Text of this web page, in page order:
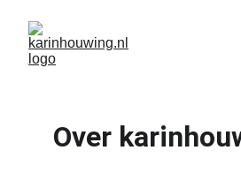
Over